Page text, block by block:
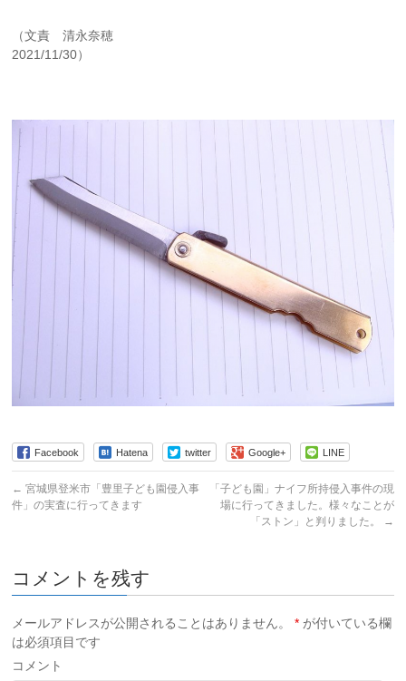
（文責 清永奈穂
2021/11/30）
Facebook Hatena twitter Google+ LINE
← 宮城県登米市「豊里子ども園侵入事
件」の実査に行ってきます
「子ども園」ナイフ所持侵入事件の現
場に行ってきました。様々なことが
「ストン」と判りました。
→
コメントを残す
メールアドレスが公開されることはありません。 * が付いている欄
は必須項目です
コメント